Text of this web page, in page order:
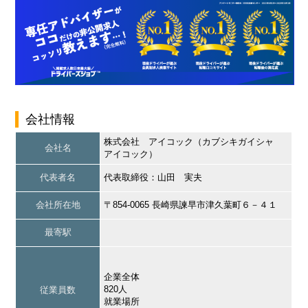
会社情報
会社名
株式会社 アイコック（カブシキガイシャ
アイコック）
代表者名 代表取締役：山田 実夫
会社所在地 〒854-0065 長崎県諫早市津久葉町６－４１
最寄駅
従業員数
企業全体
820人
就業場所